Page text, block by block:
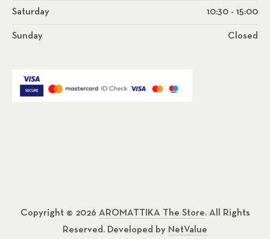
Saturday 10:30 - 15:00
Sunday Closed
Copyright © 2026 AROMATTIKA The Store. All Rights
Reserved. Developed by NetValue